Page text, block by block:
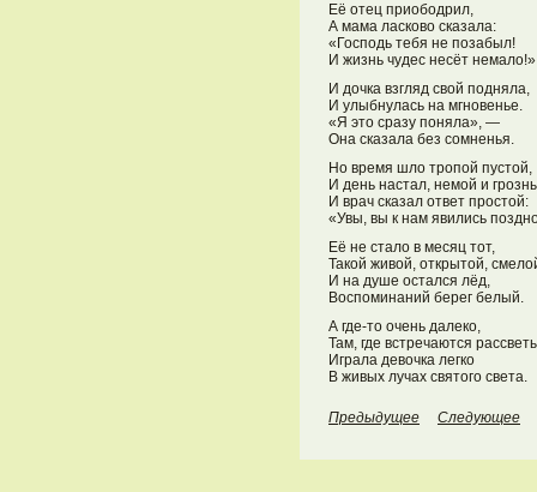
Её отец приободрил,
А мама ласково сказала:
«Господь тебя не позабыл!
И жизнь чудес несёт немало!»
И дочка взгляд свой подняла,
И улыбнулась на мгновенье.
«Я это сразу поняла», —
Она сказала без сомненья.
Но время шло тропой пустой,
И день настал, немой и
И врач сказал ответ простой:
«Увы, вы к нам явились
Её не стало в месяц тот,
Такой живой, открытой,
И на душе остался лёд,
Воспоминаний берег белый.
А где-то очень далеко,
Там, где встречаются
Играла девочка легко
В живых лучах святого света.
Предыдущее Следующее